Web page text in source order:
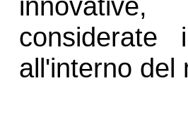
considerate
all'interno del